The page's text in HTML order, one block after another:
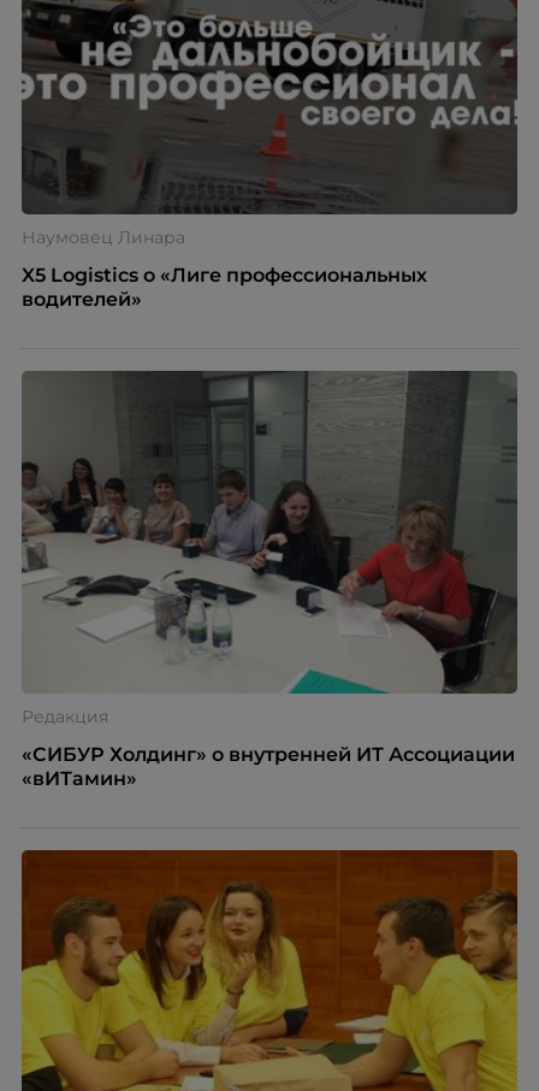
Наумовец Линара
X5 Logistics о «Лиге профессиональных
водителей»
Редакция
«СИБУР Холдинг» о внутренней ИТ Ассоциации
«вИТамин»